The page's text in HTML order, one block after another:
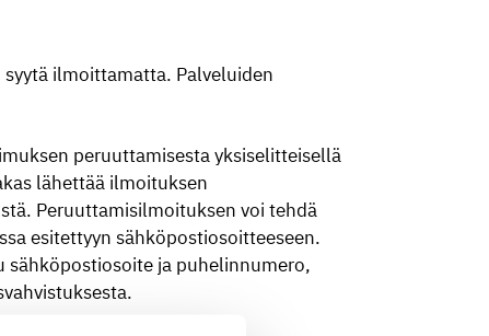
ilmoittamatta. Palveluiden
peruuttamisesta yksiselitteisellä
lähettää ilmoituksen
Peruuttamisilmoituksen voi tehdä
esitettyyn sähköpostiosoitteeseen.
sähköpostiosoite ja puhelinnumero,